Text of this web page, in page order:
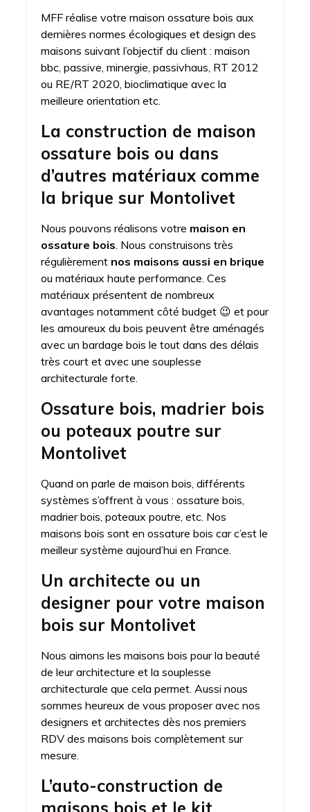
MFF réalise votre maison ossature bois aux
dernières normes écologiques et design des
maisons suivant l’objectif du client : maison
bbc, passive, minergie, passivhaus, RT 2012
ou RE/RT 2020, bioclimatique avec la
meilleure orientation etc.
La construction de maison
ossature bois ou dans
d’autres matériaux comme
la brique sur Montolivet
Nous pouvons réalisons votre maison en
ossature bois. Nous construisons très
régulièrement nos maisons aussi en brique
ou matériaux haute performance. Ces
matériaux présentent de nombreux
avantages notamment côté budget 😉 et pour
les amoureux du bois peuvent être aménagés
avec un bardage bois le tout dans des délais
très court et avec une souplesse
architecturale forte.
Ossature bois, madrier bois
ou poteaux poutre sur
Montolivet
Quand on parle de maison bois, différents
systèmes s’offrent à vous : ossature bois,
madrier bois, poteaux poutre, etc. Nos
maisons bois sont en ossature bois car c’est le
meilleur système aujourd’hui en France.
Un architecte ou un
designer pour votre maison
bois sur Montolivet
Nous aimons les maisons bois pour la beauté
de leur architecture et la souplesse
architecturale que cela permet. Aussi nous
sommes heureux de vous proposer avec nos
designers et architectes dès nos premiers
RDV des maisons bois complètement sur
mesure.
L’auto-construction de
maisons bois et le kit